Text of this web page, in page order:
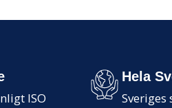
ISO
Hela